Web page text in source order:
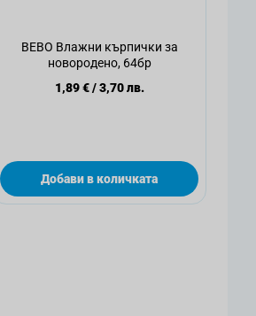
BEBO Влажни кърпички за
новородено, 64бр
1,89 €/3,70 лв.
Добави в количката